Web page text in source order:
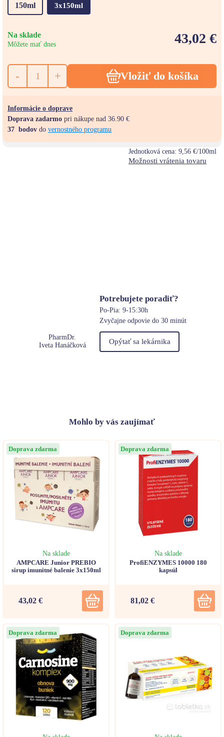
150ml 3x150ml
Na sklade
Môžete mať dnes 43,02 €
- + Vložiť do košíka
Informácie o doprave
Doprava zadarmo pri nákupe nad 36.90 €
37 bodov do vernostného programu
Jednotková cena: 9,56 €/100ml
Možnosti vrátenia tovaru
PharmDr.
Iveta Hanáčková
Potrebujete poradiť?
Po-Pia: 9-15:30h
Zvyčajne odpovie do 30 minút
Opýtať sa lekárnika
Mohlo by vás zaujímať
Doprava zdarma
Na sklade
AMPCARE Junior PREBIO
sirup imunitné balenie 3x150ml
43,02 €
Doprava zdarma
Na sklade
ProfiENZYMES 10000 180
kapsúl
81,02 €
Doprava zdarma Doprava zdarma